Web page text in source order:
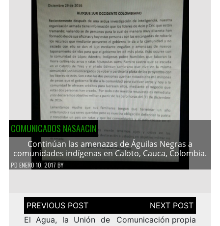
COMUNICADOS NASAACIN
Continúan las amenazas de Águilas Negras a
comunidades indígenas en Caloto, Cauca, Colombia.
PD ENERO 10, 2017 BY
Navegación
de
entradas
El Agua, la Unión de
Comunicación propia